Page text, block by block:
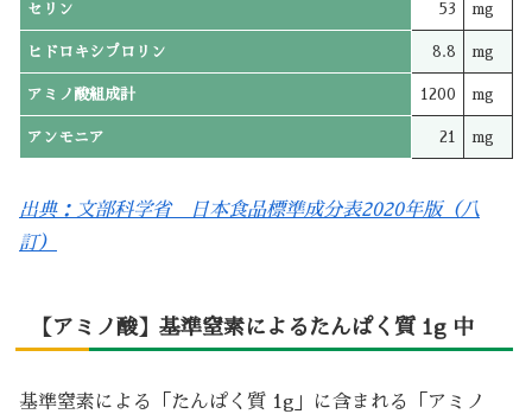
セリン 53 mg
ヒドロキシプロリン 8.8 mg
アミノ酸組成計 1200 mg
アンモニア 21 mg
出典：文部科学省 日本食品標準成分表2020年版（八
訂）
【アミノ酸】基準窒素によるたんぱく質 1g 中
基準窒素による「たんぱく質 1g」に含まれる「アミノ